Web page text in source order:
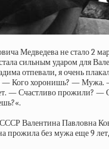
Медведева не стало 2
сильным ударом для
отпевали, я очень
— Кого хоронишь? — Мужа.
— Счастливо прожили? —
Валентина Павловна
прожила без мужа еще 9